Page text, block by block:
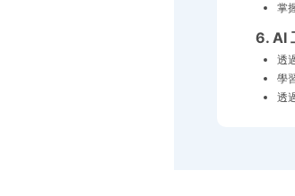
掌
6. AI
透
學
透